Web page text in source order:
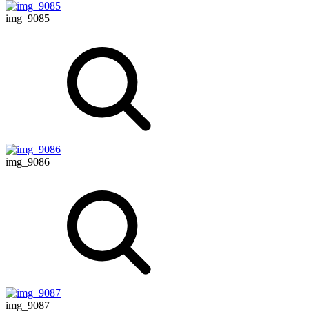
img_9085
img_9086
img_9087